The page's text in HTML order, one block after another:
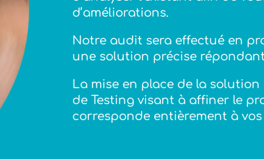
d’améliorations.
Notre audit sera effectué en
une solution précise
La mise en place de la
de Testing visant à affiner le
corresponde entièrement à